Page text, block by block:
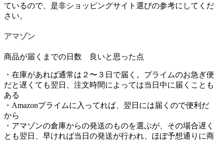
ているので、是非ショッピングサイト選びの参考にしてくだ
さい。
アマゾン
商品が届くまでの日数 良いと思った点
・在庫があれば通常は２〜３日で届く。プライムのお急ぎ便
だと遅くても翌日、注文時間によっては当日中に届くことも
ある
・Amazonプライムに入ってれば、翌日には届くので便利だ
から
・アマゾンの倉庫からの発送のものを選ぶが、その場合遅く
とも翌日、早ければ当日の発送が行われ、ほぼ予想通りに商